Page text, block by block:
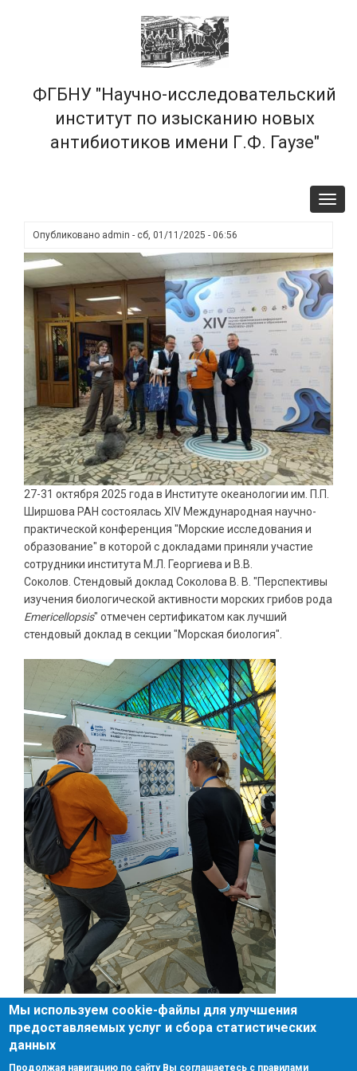
ФГБНУ "Научно-исследовательский
институт по изысканию новых
антибиотиков имени Г.Ф. Гаузе"
Опубликовано admin - сб, 01/11/2025 - 06:56
27-31 октября 2025 года в Институте океанологии им. П.П.
Ширшова РАН состоялась XIV Международная научно-
практической конференция "Морские исследования и
образование" в которой с докладами приняли участие
сотрудники института М.Л. Георгиева и В.В.
Соколов. Стендовый доклад Соколова В. В. "Перспективы
изучения биологической активности морских грибов рода
Emericellopsis" отмечен сертификатом как лучший
стендовый доклад в секции "Морская биология".
Поиск
Поиск
×
Мы используем cookie-файлы для улучшения
предоставляемых услуг и сбора статистических
данных
Продолжая навигацию по сайту Вы соглашаетесь с правилами